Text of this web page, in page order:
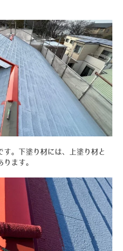
す。下塗り材には、上塗り材と
ます。